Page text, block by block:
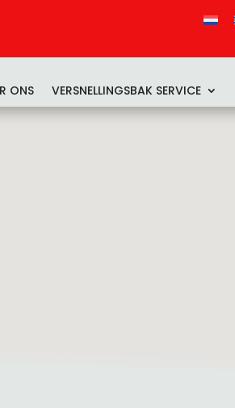
ONS VERSNELLINGSBAK SERVICE